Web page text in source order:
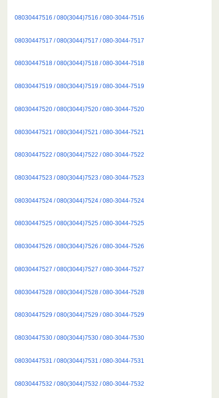
08030447516 / 080(3044)7516 / 080-3044-7516
08030447517 / 080(3044)7517 / 080-3044-7517
08030447518 / 080(3044)7518 / 080-3044-7518
08030447519 / 080(3044)7519 / 080-3044-7519
08030447520 / 080(3044)7520 / 080-3044-7520
08030447521 / 080(3044)7521 / 080-3044-7521
08030447522 / 080(3044)7522 / 080-3044-7522
08030447523 / 080(3044)7523 / 080-3044-7523
08030447524 / 080(3044)7524 / 080-3044-7524
08030447525 / 080(3044)7525 / 080-3044-7525
08030447526 / 080(3044)7526 / 080-3044-7526
08030447527 / 080(3044)7527 / 080-3044-7527
08030447528 / 080(3044)7528 / 080-3044-7528
08030447529 / 080(3044)7529 / 080-3044-7529
08030447530 / 080(3044)7530 / 080-3044-7530
08030447531 / 080(3044)7531 / 080-3044-7531
08030447532 / 080(3044)7532 / 080-3044-7532